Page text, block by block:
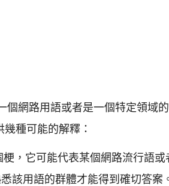
網路用語或者是一個特定領域
種可能的解釋：
，它可能代表某個網路流行語或
該用語的群體才能得到確切答案